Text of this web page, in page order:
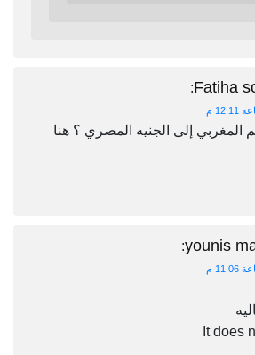
Fatiha
:
المغربي إلى الجنيه المصري ؟ هنا
younis
:
It does